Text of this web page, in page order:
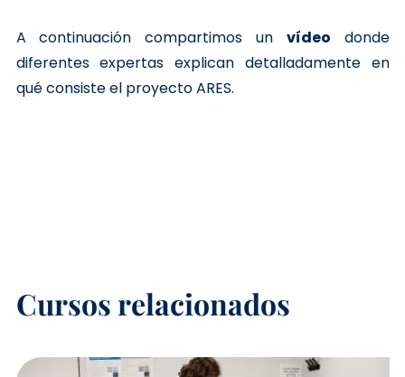
A continuación compartimos un vídeo donde
diferentes expertas explican detalladamente en
qué consiste el proyecto ARES.
Cursos relacionados